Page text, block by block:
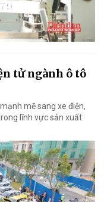
tử ngành ô tô
mẽ sang xe điện,
lĩnh vực sản xuất